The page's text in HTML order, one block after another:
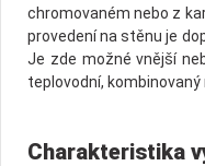
chromovaném nebo z
provedení na stěnu je
Je zde možné vnější
teplovodní, kombinovaný
Charakteristika